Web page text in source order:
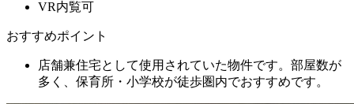
VR内覧可
おすすめポイント
店舗兼住宅として使用されていた物件です。部屋数が
多く、保育所・小学校が徒歩圏内でおすすめです。